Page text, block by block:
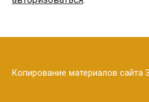
Копирование материалов